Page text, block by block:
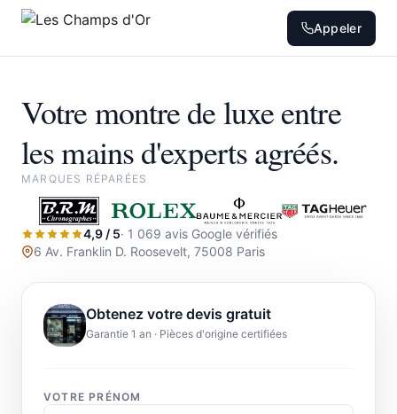
Appeler
Votre montre de luxe entre
les mains d'experts agréés.
MARQUES RÉPARÉES
4,9 / 5· 1 069 avis Google vérifiés
6 Av. Franklin D. Roosevelt, 75008 Paris
Obtenez votre devis gratuit
Garantie 1 an · Pièces d'origine certifiées
VOTRE PRÉNOM